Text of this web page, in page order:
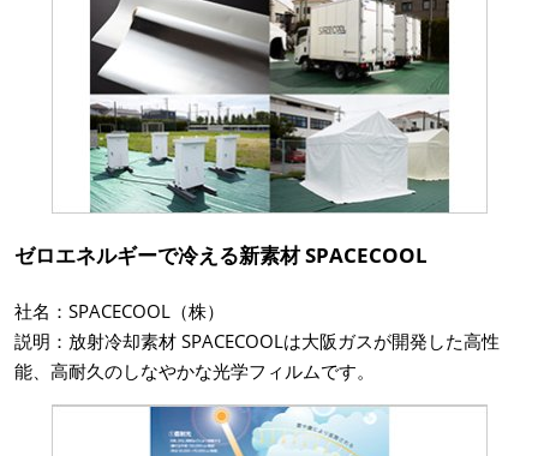
ゼロエネルギーで冷える新素材 SPACECOOL
社名：SPACECOOL（株）
説明：放射冷却素材 SPACECOOLは大阪ガスが開発した高性
能、高耐久のしなやかな光学フィルムです。